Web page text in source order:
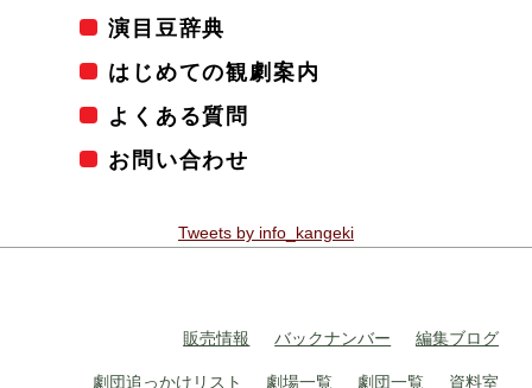
演目豆辞典
はじめての観劇案内
よくある質問
お問い合わせ
Tweets by info_kangeki
販売情報 バックナンバー 編集ブログ
劇団追っかけリスト 劇場一覧 劇団一覧 資料室